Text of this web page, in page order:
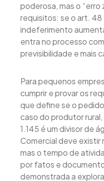
poderosa, mas o “erro
requisitos: se o art.
indeferimento
entra no processo
previsibilidade e mais
Para pequenos
cumprir e provar os
que define se o
caso do produtor rural,
1.145 é um divisor de
Comercial deve
mas o tempo de
por fatos e
demonstrada a